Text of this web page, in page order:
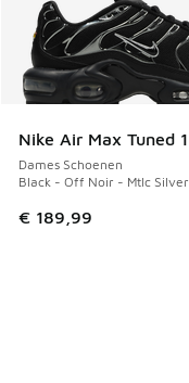
Nike Air Max Tuned 1
Dames Schoenen
Black - Off Noir - Mtlc Silver
€ 189,99